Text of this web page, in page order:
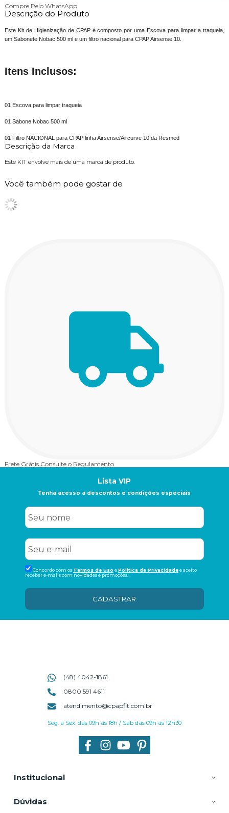
Compre Pelo WhatsApp
Descrição do Produto
Este Kit de Higienização de CPAP é composto por uma Escova para limpar a traqueia,
um Sabonete Nobac 500 ml e um filtro nacional para CPAP Airsense 10.
Itens Inclusos:
01 Escova para limpar traqueia
01 Sabone Nobac 500 ml
01 Filtro NACIONAL para CPAP linha Airsense/Aircurve 10 da Resmed
Descrição da Marca
Este KIT envolve mais de uma marca de produto.
Você também pode gostar de
Frete Grátis Consulte o Regulamento
Lista VIP
Tenha acesso a descontos e condições especiais
Concordo com os Termos de uso ePolitica de Privacidadee aceito
receber e-mails com novidades e promoções.
CADASTRAR
Institucional
Dúvidas
(48) 4042-1861
0800 591 4611
atendimento@cpapfit.com.br
Seg. a Sex. das 09h às 18h / Sáb das 09h às 12h30